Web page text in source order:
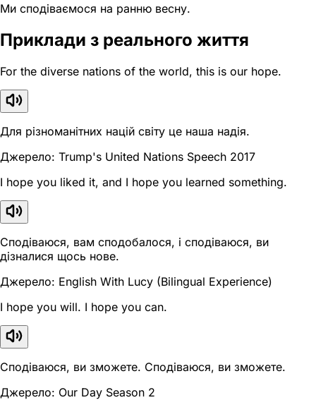
Ми сподіваємося на ранню весну.
Приклади з реального життя
For the diverse nations of the world, this is our hope.
Для різноманітних націй світу це наша надія.
Джерело: Trump's United Nations Speech 2017
I hope you liked it, and I hope you learned something.
Сподіваюся, вам сподобалося, і сподіваюся, ви
дізналися щось нове.
Джерело: English With Lucy (Bilingual Experience)
I hope you will. I hope you can.
Сподіваюся, ви зможете. Сподіваюся, ви зможете.
Джерело: Our Day Season 2